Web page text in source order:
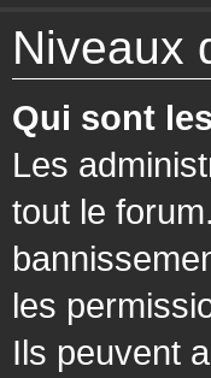
Niveaux
Qui sont
Les
tout le
les
Ils peuvent